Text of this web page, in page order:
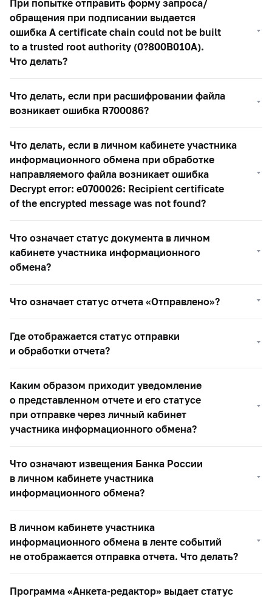
При попытке отправить форму запроса/
обращения при подписании выдается
ошибка A certificate chain could not be built
to a trusted root authority (0?800B010A).
Что делать?
Что делать, если при расшифровании файла
возникает ошибка R700086?
Что делать, если в личном кабинете участника
информационного обмена при обработке
направляемого файла возникает ошибка
Decrypt error: e0700026: Recipient certificate
of the encrypted message was not found?
Что означает статус документа в личном
кабинете участника информационного
обмена?
Что означает статус отчета «Отправлено»?
Где отображается статус отправки
и обработки отчета?
Каким образом приходит уведомление
о представленном отчете и его статусе
при отправке через личный кабинет
участника информационного обмена?
Что означают извещения Банка России
в личном кабинете участника
информационного обмена?
В личном кабинете участника
информационного обмена в ленте событий
не отображается отправка отчета. Что делать?
Программа «Анкета-редактор» выдает статус